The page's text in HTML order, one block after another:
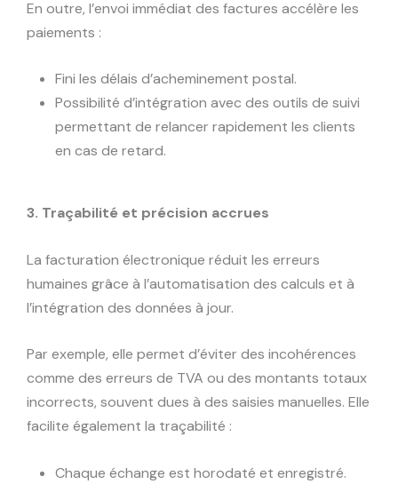
En outre, l’envoi immédiat des factures accélère les
paiements :
Fini les délais d’acheminement postal.
Possibilité d’intégration avec des outils de suivi
permettant de relancer rapidement les clients
en cas de retard.
3. Traçabilité et précision accrues
La facturation électronique réduit les erreurs
humaines grâce à l’automatisation des calculs et à
l’intégration des données à jour.
Par exemple, elle permet d’éviter des incohérences
comme des erreurs de TVA ou des montants totaux
incorrects, souvent dues à des saisies manuelles. Elle
facilite également la traçabilité :
Chaque échange est horodaté et enregistré.